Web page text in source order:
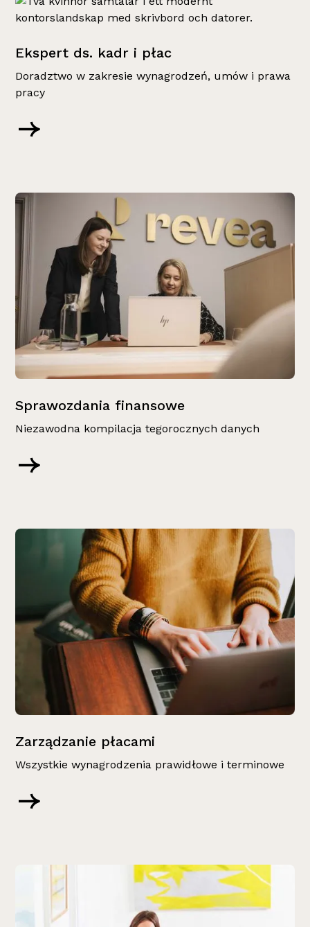
Ekspert ds. kadr i płac
Doradztwo w zakresie wynagrodzeń, umów i prawa
pracy
Sprawozdania finansowe
Niezawodna kompilacja tegorocznych danych
Zarządzanie płacami
Wszystkie wynagrodzenia prawidłowe i terminowe